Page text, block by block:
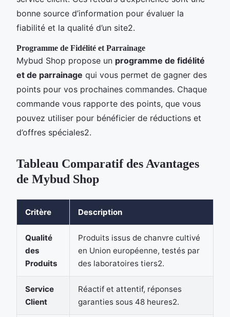
bonne source d’information pour évaluer la
fiabilité et la qualité d’un site2.
Programme de Fidélité et Parrainage
Mybud Shop propose un programme de fidélité
et de parrainage qui vous permet de gagner des
points pour vos prochaines commandes. Chaque
commande vous rapporte des points, que vous
pouvez utiliser pour bénéficier de réductions et
d’offres spéciales2.
Tableau Comparatif des Avantages
de Mybud Shop
Critère Description
Qualité
des
Produits
Produits issus de chanvre cultivé
en Union européenne, testés par
des laboratoires tiers2.
Service
Client
Réactif et attentif, réponses
garanties sous 48 heures2.